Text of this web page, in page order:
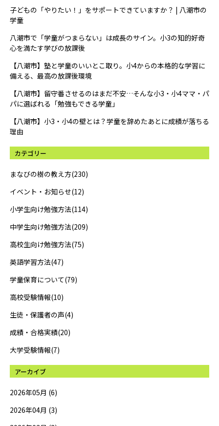
子どもの「やりたい！」をサポートできていますか？ | 八潮市の
学童
八潮市で「学童がつまらない」は成長のサイン。小3の知的好奇
心を満たす学びの放課後
【八潮市】塾と学童のいいとこ取り。小4からの本格的な学習に
備える、最高の放課後環境
【八潮市】留守番させるのはまだ不安…そんな小3・小4ママ・パ
パに選ばれる「勉強もできる学童」
【八潮市】小3・小4の壁とは？学童を辞めたあとに成績が落ちる
理由
カテゴリー
まなびの樹の教え方(230)
イベント・お知らせ(12)
小学生向け勉強方法(114)
中学生向け勉強方法(209)
高校生向け勉強方法(75)
英語学習方法(47)
学童保育について(79)
高校受験情報(10)
生徒・保護者の声(4)
成績・合格実績(20)
大学受験情報(7)
アーカイブ
2026年05月 (6)
2026年04月 (3)